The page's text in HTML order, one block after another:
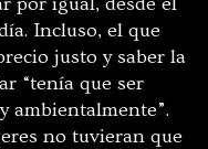
Incluso, el que
justo y saber la
“tenía que ser
ambientalmente”.
no tuvieran que